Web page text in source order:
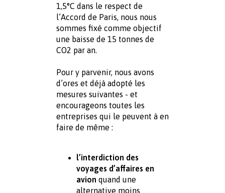
1,5°C dans le respect de
l’Accord de Paris, nous nous
sommes fixé comme objectif
une baisse de 15 tonnes de
CO2 par an.
Pour y parvenir, nous avons
d’ores et déjà adopté les
mesures suivantes - et
encourageons toutes les
entreprises qui le peuvent à en
faire de même :
l’interdiction des
voyages d’affaires en
avion quand une
alternative moins